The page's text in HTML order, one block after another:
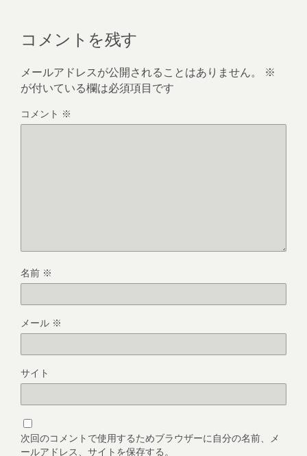
コメントを残す
メールアドレスが公開されることはありません。
※
が付いている欄は必須項目です
コメント ※
名前 ※
メール ※
サイト
次回のコメントで使用するためブラウザーに自分の名前、メ
ールアドレス、サイトを保存する。